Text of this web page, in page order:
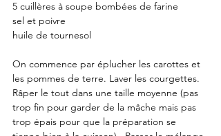
5 cuillères à soupe bombées de farine
sel et poivre
huile de tournesol
On commence par éplucher les carottes et
les pommes de terre. Laver les courgettes.
Râper le tout dans une taille moyenne (pas
trop fin pour garder de la mâche mais pas
trop épais pour que la préparation se